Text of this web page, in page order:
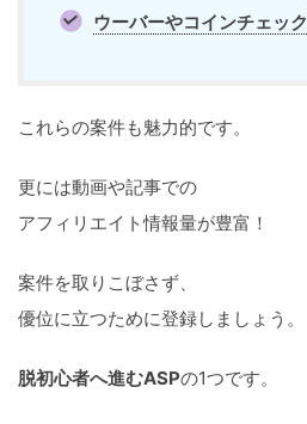
ウーバーやコインチェッ
これらの案件も魅力的です。
更には動画や記事での
アフィリエイト情報量が豊富！
案件を取りこぼさず、
優位に立つために登録しましょう。
脱初心者へ進むASPの1つです。